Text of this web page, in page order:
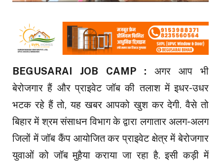
BEGUSARAI JOB CAMP : अगर आप भी
बेरोजगार हैं और प्राइवेट जॉब की तलाश में इधर-उधर
भटक रहे हैं तो, यह खबर आपको खुश कर देगी. वैसे तो
बिहार में श्रम संसाधन विभाग के द्वारा लगातार अलग-अलग
जिलों में जॉब कैंप आयोजित कर प्राइवेट क्षेत्र में बेरोजगार
युवाओं को जॉब मुहैया कराया जा रहा है. इसी कड़ी में